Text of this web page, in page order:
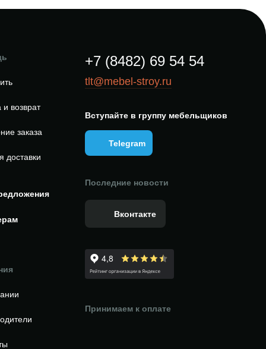
возврат
заказа
доставки
+7 (8482) 69 54 54
tlt@mebel-stroy.ru
Вступайте в группу мебельщиков
Telegram
Последние новости
Вконтакте
Принимаем к оплате